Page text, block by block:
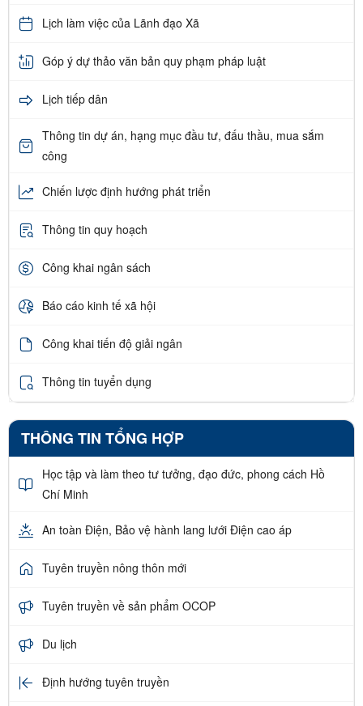
Lịch làm việc của Lãnh đạo Xã
Góp ý dự thảo văn bản quy phạm pháp luật
Lịch tiếp dân
Thông tin dự án, hạng mục đầu tư, đấu thầu, mua sắm
công
Chiến lược định hướng phát triển
Thông tin quy hoạch
Công khai ngân sách
Báo cáo kinh tế xã hội
Công khai tiến độ giải ngân
Thông tin tuyển dụng
THÔNG TIN TỔNG HỢP
Học tập và làm theo tư tưởng, đạo đức, phong cách Hồ
Chí Minh
An toàn Điện, Bảo vệ hành lang lưới Điện cao áp
Tuyên truyền nông thôn mới
Tuyên truyền về sản phẩm OCOP
Du lịch
Định hướng tuyên truyền